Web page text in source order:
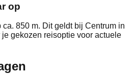
op
ca. 850 m. Dit geldt bij Centrum in
je gekozen reisoptie voor actuele